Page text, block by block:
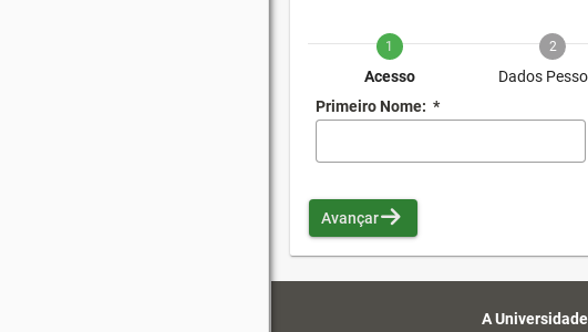
1
Acesso
2
Dados
Primeiro Nome: *
Avançar
A Universidade